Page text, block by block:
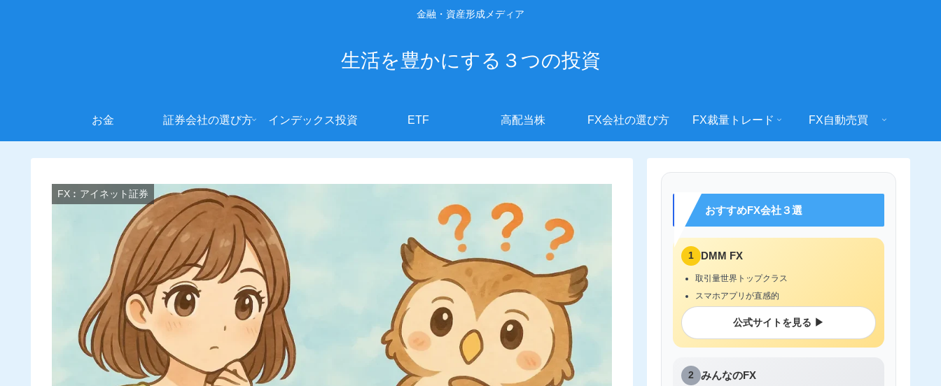
金融・資産形成メディア
生活を豊かにする３つの投資
お金 証券会社の選び方 インデックス投資 ETF 高配当株 FX会社の選び方 FX裁量トレード FX自動売買
FX︰アイネット証券
おすすめFX会社３選
1 DMM FX
取引量世界トップクラス
スマホアプリが直感的
公式サイトを見る ▶
2 みんなのFX